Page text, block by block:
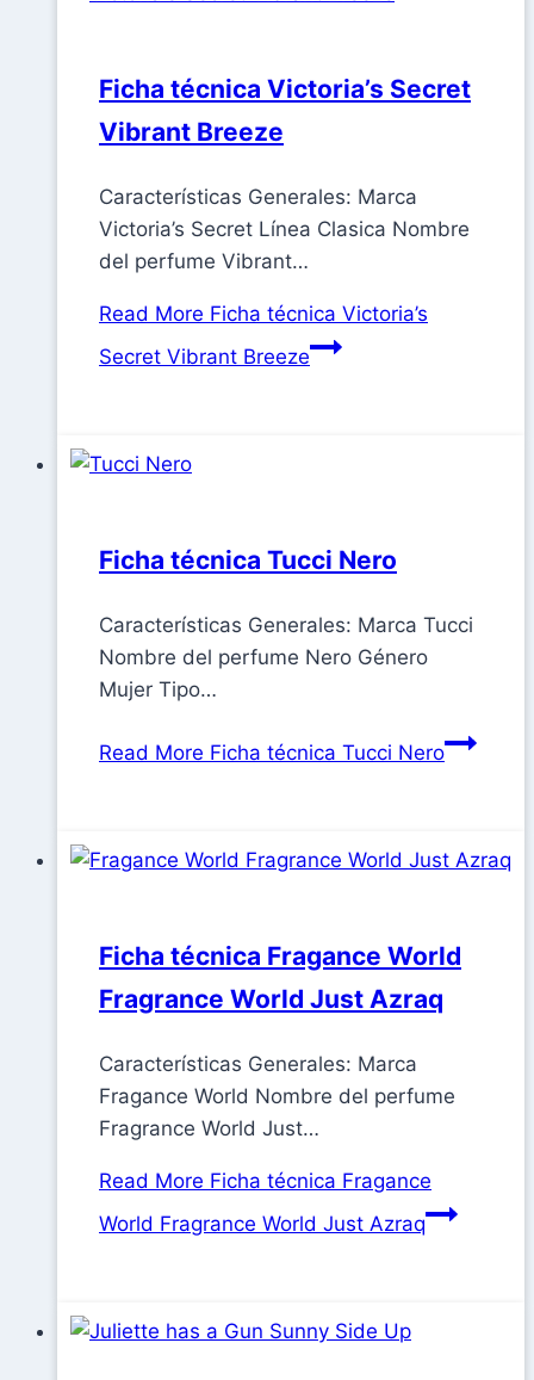
Ficha técnica Victoria’s Secret
Vibrant Breeze
Características Generales: Marca
Victoria’s Secret Línea Clasica Nombre
del perfume Vibrant…
Read More Ficha técnica Victoria’s
Secret Vibrant Breeze
Ficha técnica Tucci Nero
Características Generales: Marca Tucci
Nombre del perfume Nero Género
Mujer Tipo…
Read More Ficha técnica Tucci Nero
Ficha técnica Fragance World
Fragrance World Just Azraq
Características Generales: Marca
Fragance World Nombre del perfume
Fragrance World Just…
Read More Ficha técnica Fragance
World Fragrance World Just Azraq